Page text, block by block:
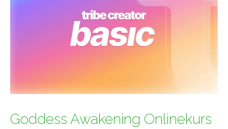
Goddess Awakening Onlinekurs